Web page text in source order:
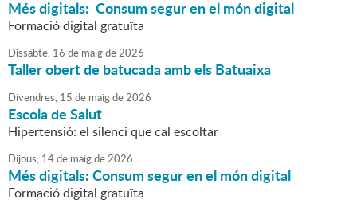
Més digitals: Consum segur en el món digital
Formació digital gratuïta
Dissabte, 16 de maigde2026
Taller obert de batucada amb els Batuaixa
Divendres, 15 de maigde2026
Escola de Salut
Hipertensió: el silenci que cal escoltar
Dijous, 14de maigde2026
Més digitals: Consum segur en el món digital
Formació digital gratuïta